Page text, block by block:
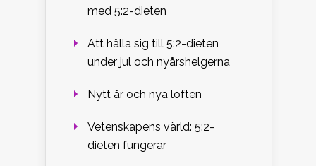
med 5:2-dieten
Att hålla sig till 5:2-dieten
under jul och nyårshelgerna
Nytt år och nya löften
Vetenskapens värld: 5:2-
dieten fungerar